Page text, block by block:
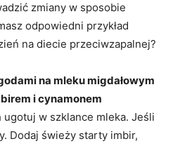
zmiany w sposobie
odpowiedni przykład
na diecie przeciwzapalnej?
na mleku migdałowym
i cynamonem
ugotuj w szklance mleka. Jeśli
Dodaj świeży starty imbir,